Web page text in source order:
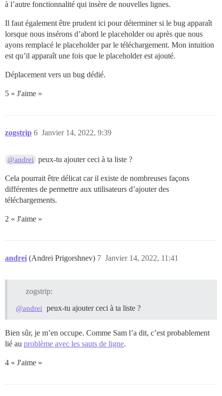
à l’autre fonctionnalité qui insère de nouvelles lignes.
Il faut également être prudent ici pour déterminer si le bug apparaît
lorsque nous insérons d’abord le placeholder ou après que nous
ayons remplacé le placeholder par le téléchargement. Mon intuition
est qu’il apparaît une fois que le placeholder est ajouté.
Déplacement vers un bug dédié.
5 « J'aime »
zogstrip Janvier 14, 2022, 9:39
6
@andrei peux-tu ajouter ceci à ta liste ?
Cela pourrait être délicat car il existe de nombreuses façons
différentes de permettre aux utilisateurs d’ajouter des
téléchargements.
2 « J'aime »
andrei (Andrei Prigorshnev) Janvier 14, 2022, 11:41
7
zogstrip:
@andrei peux-tu ajouter ceci à ta liste ?
Bien sûr, je m’en occupe. Comme Sam l’a dit, c’est probablement
lié au problème avec les sauts de ligne.
4 « J'aime »